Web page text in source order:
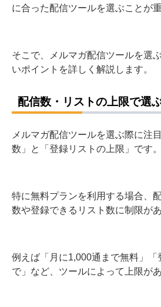
に合った配信ツールを選ぶことが重
そこで、メルマガ配信ツールを選
いポイントを詳しく解説します。
配信数・リストの上限で選
メルマガ配信ツールを選ぶ際に注
数」と「登録リストの上限」です。
特に無料プランを利用する場合、
数や登録できるリスト数に制限があ
例えば「月に1,000通まで無料」「
で」など、ツールによって上限が